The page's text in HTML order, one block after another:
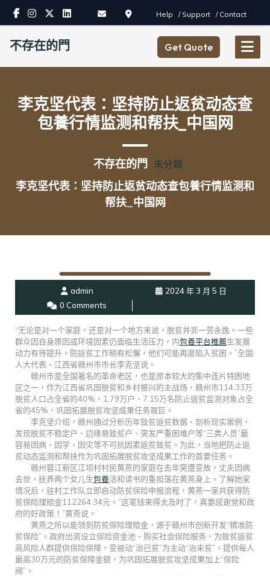
Skip
content
Help / Support / Contact
不存在的門 Get Quote
李克坚代表：坚持防止返贫动态查
包養行情监测和帮扶_中国网
不存在的門 未分類
李克坚代表：坚持防止返贫动态查包養行情监测和
帮扶_中国网
admin
2024 年 3 月 5 日
0 Comments
“无论是对一个家庭，还是对一个地方来说，脱贫并非一劳永逸。一些
群众因自身原因或环境因素仍面临生活压力，内包養平台推薦生发展
动力有待提升。防返贫工作稍有松懈，他们可能再度陷入贫困。”全国
人大代表、江西省赣州市市长李克坚说。
赣州市是全国著名的革命老区，也是原本较大的集中连片特困地
区之一，作为江西省巩固脱贫和乡村振兴的主战场，赣州市114.33万
脱贫人口占全省的40%，1.79万户、7.15万名防止返贫监测对象占全
省的45%，巩固拓展脱贫攻坚成果任务艰巨。
李克坚介绍，赣州通过分析历年致贫返贫数据、剖析现实案例，
发现脱贫不稳定户、边缘易致贫户、突发严重困难户等“三类人员”最
容易因病、因学、因灾等不可抗因素返贫致贫。为此，当地把防止返
贫动态监测和帮扶作为巩固拓展脱贫攻坚成果工作的首要任务。
赣州蓉江新区江坝村村民黄燕的家庭在去年突遭变故，丈夫因病
去世，抚养两个女儿生包養活和读书的重担落在黄燕身上。了解她家
情况后，驻村工作队立即启动防贫保险申报流程，黄燕一家共获得防
贫保险理赔金112264.34元。“这笔钱来得太及时了，真要感谢党和政
府的好政策！”黄燕说。
黄燕之所以能领到防贫保险理赔金，源于赣州市创新开发“精准防
贫保险”。政府出资设立保险资金池、购买社会保险服务，为致贫返贫
高风险人群提供保险保障，变被动“治已贫”为主动“治未贫”，提供每人
最高30万元的防贫保障金额，为巩固拓展脱贫攻坚成果加上“保险
阀”。